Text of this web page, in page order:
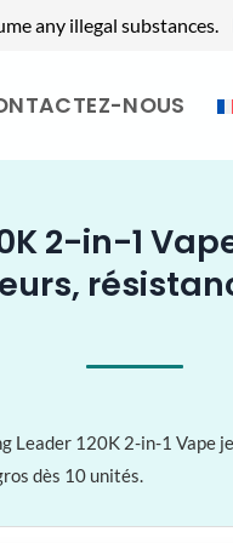
any illegal substances.
NOUS
2-in-1
Leader 120K 2-in-1 Vape
dès 10 unités.